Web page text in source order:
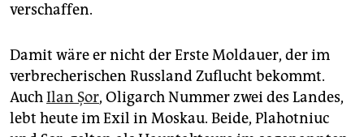
verschaffen.
Damit wäre er nicht der Erste Moldauer, der im
verbrecherischen Russland Zuflucht bekommt.
AuchIlan Șor, Oligarch Nummer zwei des Landes,
lebt heute im Exil in Moskau. Beide, Plahotniuc